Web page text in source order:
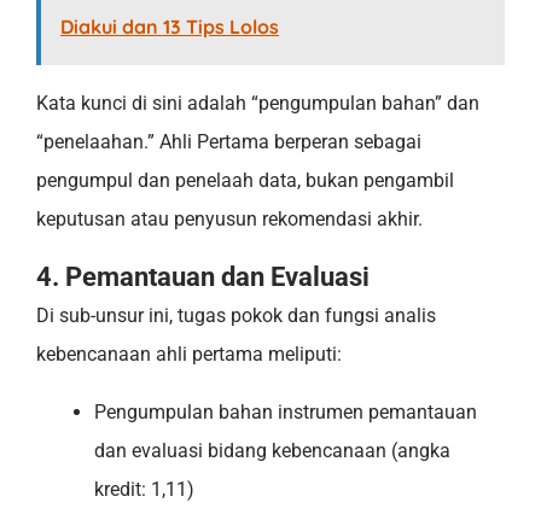
Diakui dan 13 Tips Lolos
Kata kunci di sini adalah “pengumpulan bahan” dan
“penelaahan.” Ahli Pertama berperan sebagai
pengumpul dan penelaah data, bukan pengambil
keputusan atau penyusun rekomendasi akhir.
4. Pemantauan dan Evaluasi
Di sub-unsur ini, tugas pokok dan fungsi analis
kebencanaan ahli pertama meliputi:
Pengumpulan bahan instrumen pemantauan
dan evaluasi bidang kebencanaan (angka
kredit: 1,11)